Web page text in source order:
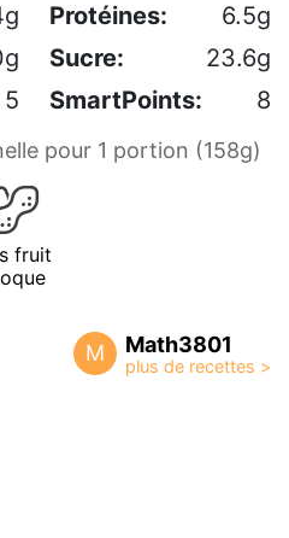
Protéines:
6.5g
Sucre:
23.6g
5 SmartPoints: 8
pour 1 portion (158g)
fruit
M Math3801